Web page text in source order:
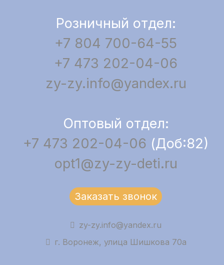
Розничный отдел:
+7 804 700-64-55
+7 473 202-04-06
zy-zy.info@yandex.ru
Оптовый отдел:
+7 473 202-04-06 (Доб:82)
opt1@zy-zy-deti.ru
Заказать звонок
zy-zy.info@yandex.ru
г. Воронеж, улица Шишкова 70а